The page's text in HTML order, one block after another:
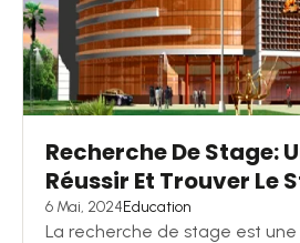
Recherche De Stage:
Réussir Et Trouver Le
6 Mai, 2024Education
La recherche de stage est